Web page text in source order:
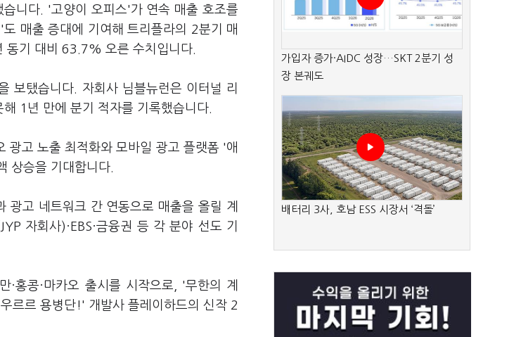
니다. '고양이 오피스'가 연속 매출 호조를
매출 증대에 기여해 트리플라의 2분기 매
기 대비 63.7% 오른 수치입니다.
보탰습니다. 자회사 님블뉴런은 이터널 리
1년 만에 분기 적자를 기록했습니다.
광고 노출 최적화와 모바일 광고 플랫폼 '애
상승을 기대합니다.
광고 네트워크 간 연동으로 매출을 올릴 계
자회사)·EBS·금융권 등 각 분야 선도 기
홍콩·마카오 출시를 시작으로, '무한의 계
르르 용병단!' 개발사 플레이하드의 신작 2
가입자 증가·AIDC 성장…SKT 2분기 성
장 본궤도
배터리 3사, 호남 ESS 시장서 ‘격돌’